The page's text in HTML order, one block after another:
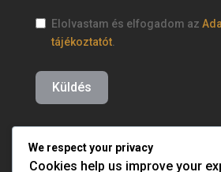
Elolvastam és elfogadom az
tájékoztatót.
Küldés
We respect your privacy
Cookies help us improve your